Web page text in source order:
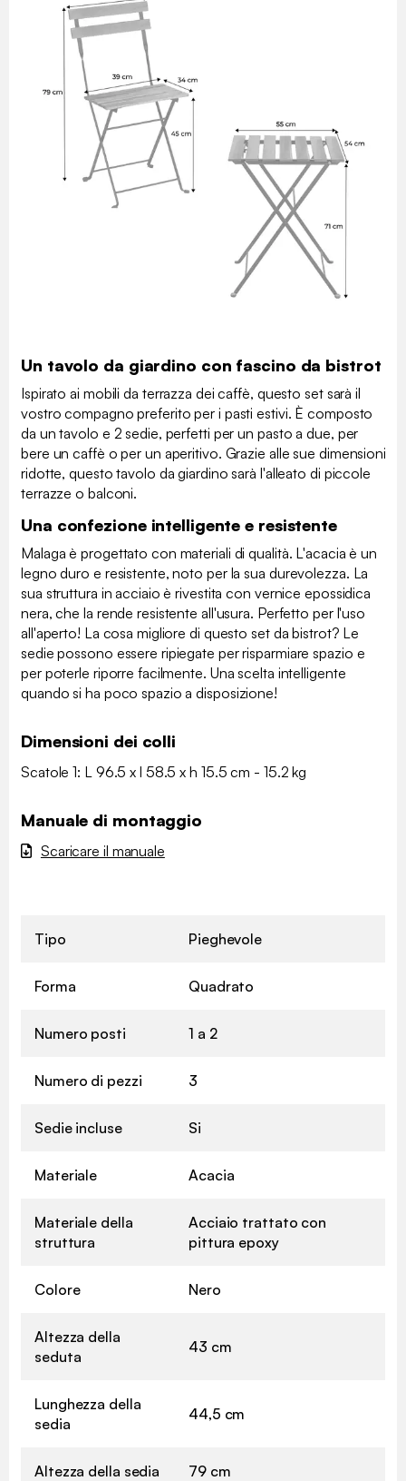
Un tavolo da giardino con fascino da bistrot
Ispirato ai mobili da terrazza dei caffè, questo set sarà il
vostro compagno preferito per i pasti estivi. È composto
da un tavolo e 2 sedie, perfetti per un pasto a due, per
bere un caffè o per un aperitivo. Grazie alle sue dimensioni
ridotte, questo tavolo da giardino sarà l'alleato di piccole
terrazze o balconi.
Una confezione intelligente e resistente
Malaga è progettato con materiali di qualità. L'acacia è un
legno duro e resistente, noto per la sua durevolezza. La
sua struttura in acciaio è rivestita con vernice epossidica
nera, che la rende resistente all'usura. Perfetto per l'uso
all'aperto! La cosa migliore di questo set da bistrot? Le
sedie possono essere ripiegate per risparmiare spazio e
per poterle riporre facilmente. Una scelta intelligente
quando si ha poco spazio a disposizione!
Dimensioni dei colli
Scatole 1: L 96.5 x l 58.5 x h 15.5 cm - 15.2 kg
Manuale di montaggio
Scaricare il manuale
Tipo Pieghevole
Forma Quadrato
Numero posti 1 a 2
Numero di pezzi 3
Sedie incluse Si
Materiale Acacia
Materiale della
struttura
Acciaio trattato con
pittura epoxy
Colore Nero
Altezza della
seduta
43 cm
Lunghezza della
sedia
44,5 cm
Altezza della sedia 79 cm